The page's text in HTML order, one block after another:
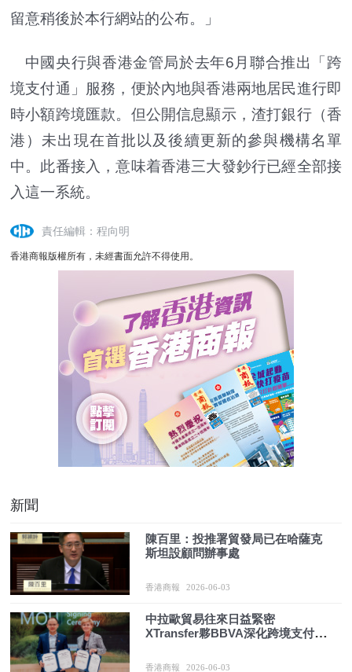
留意稍後於本行網站的公布。」
中國央行與香港金管局於去年6月聯合推出「跨
境支付通」服務，便於內地與香港兩地居民進行即
時小額跨境匯款。但公開信息顯示，渣打銀行（香
港）未出現在首批以及後續更新的參與機構名單
中。此番接入，意味着香港三大發鈔行已經全部接
入這一系統。
責任編輯：程向明
香港商報版權所有，未經書面允許不得使用。
新聞
陳百里：投推署貿發局已在哈薩克
斯坦設顧問辦事處
香港商報 2026-06-03
中拉歐貿易往來日益緊密
XTransfer夥BBVA深化跨境支付合
香港商報 2026-06-03